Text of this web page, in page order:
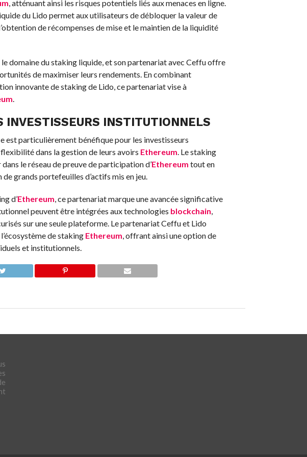
, atténuant ainsi les risques potentiels liés aux menaces en ligne.
du Lido permet aux utilisateurs de débloquer la valeur de
de récompenses de mise et le maintien de la liquidité
domaine du staking liquide, et son partenariat avec Ceffu offre
de maximiser leurs rendements. En combinant
innovante de staking de Lido, ce partenariat vise à
.
INVESTISSEURS INSTITUTIONNELS
particulièrement bénéfique pour les investisseurs
dans la gestion de leurs avoirs Ethereum. Le staking
le réseau de preuve de participation d’Ethereum tout en
grands portefeuilles d’actifs mis en jeu.
d’Ethereum, ce partenariat marque une avancée significative
peuvent être intégrées aux technologies blockchain,
sur une seule plateforme. Le partenariat Ceffu et Lido
de staking Ethereum, offrant ainsi une option de
et institutionnels.